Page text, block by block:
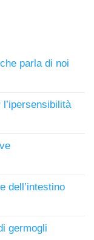
parla di noi
dell’intestino
germogli